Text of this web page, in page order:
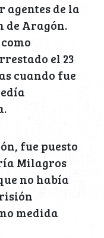
agentes de la
de Aragón.
el 23
cuando fue
fue puesto
Milagros
no había
medida